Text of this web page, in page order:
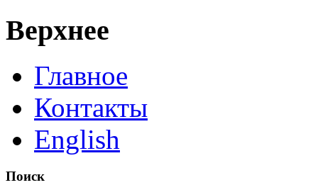
Верхнее
Главное
Контакты
English
Поиск